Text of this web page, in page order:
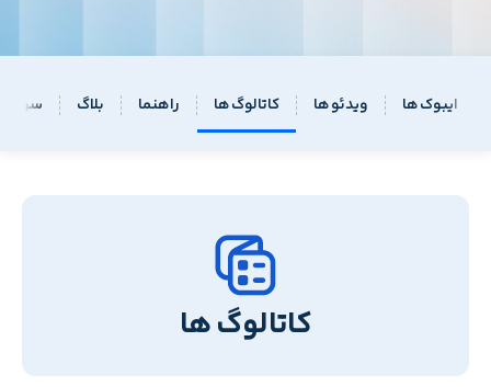
ایبوک ها ویدئو ها کاتالوگ ها راهنما بلاگ
کاتالوگ ها